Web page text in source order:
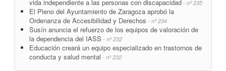
vida independiente a las personas con discapacidad - nº 235
El Pleno del Ayuntamiento de Zaragoza aprobó la
Ordenanza de Accesibilidad y Derechos - nº 234
Susín anuncia el refuerzo de los equipos de valoración de
la dependencia del IASS - nº 232
Educación creará un equipo especializado en trastornos de
conducta y salud mental - nº 232